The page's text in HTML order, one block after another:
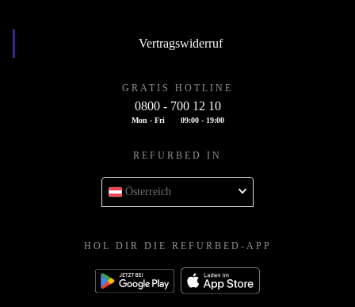
Vertragswiderruf
GRATIS HOTLINE
0800 - 700 12 10
Mon - Fri 09:00 - 19:00
REFURBED IN
Österreich
HOL DIR DIE REFURBED-APP